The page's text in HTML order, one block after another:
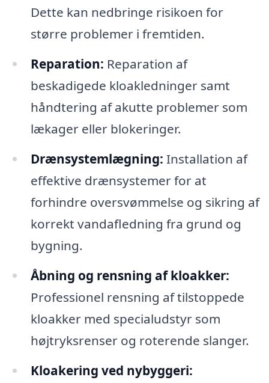
Dette kan nedbringe risikoen for
større problemer i fremtiden.
Reparation: Reparation af
beskadigede kloakledninger samt
håndtering af akutte problemer som
lækager eller blokeringer.
Drænsystemlægning: Installation af
effektive drænsystemer for at
forhindre oversvømmelse og sikring af
korrekt vandafledning fra grund og
bygning.
Åbning og rensning af kloakker:
Professionel rensning af tilstoppede
kloakker med specialudstyr som
højtryksrenser og roterende slanger.
Kloakering ved nybyggeri: